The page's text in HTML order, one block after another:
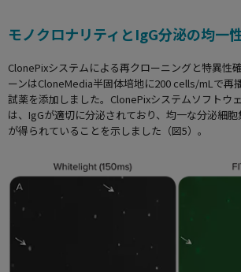
モノクロナリティとIgG分泌の均一
ClonePixシステムによる再クローニングと特異性
ーンはCloneMedia半固体培地に200 cells/mLで
試薬を添加しました。ClonePixシステムソフトウ
は、IgGが適切に分泌されており、均一な分泌細
が得られていることを示しました（図5）。